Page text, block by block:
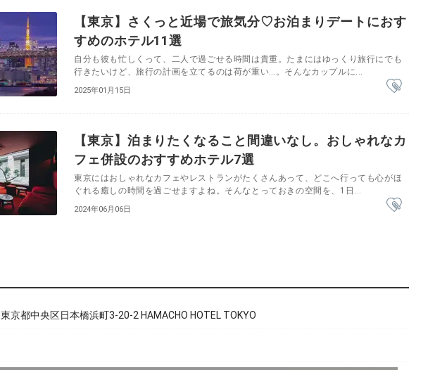
【東京】さくっと近場で旅気分♡お泊まりデートにおす
すめのホテル11選
自分も彼も忙しくって、二人で過ごせる時間は貴重。たまにはゆっくり旅行にでも
行きたいけど、旅行の計画を立てるのは荷が重い…。そんなカップルに...
2025年01月15日
【東京】泊まりたくなること間違いなし。おしゃれなカ
フェ併設のおすすめホテル7選
東京にはおしゃれなカフェやレストランがたくさんあって、どこへ行っても心がほ
ぐれる癒しの時間を過ごせますよね。そんなとっておきの空間を、1日...
2024年06月06日
東京都中央区日本橋浜町3-20-2 HAMACHO HOTEL TOKYO